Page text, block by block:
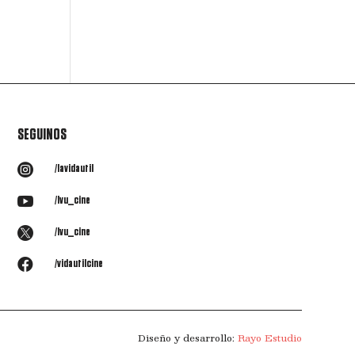
SEGUINOS
 /lavidautil
 /lvu_cine
 /lvu_cine
 /vidautilcine
Diseño y desarrollo: Rayo Estudio